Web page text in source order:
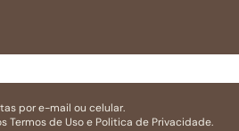
por e-mail ou celular.
Termos de Usoe Politica de Privacidade.